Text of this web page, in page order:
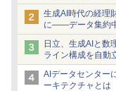
代理店などが実装
生成AI時代の経理
に――データ集約
日立、生成AIと数
ライン構成を自動
AIデータセンター
ーキテクチャとは